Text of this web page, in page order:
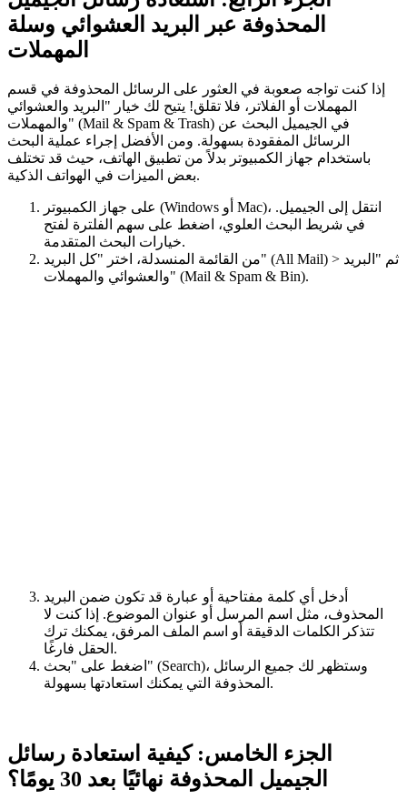
المحذوفة عبر البريد العشوائي وسلة
المهملات
إذا كنت تواجه صعوبة في العثور على الرسائل المحذوفة في قسم
المهملات أو الفلاتر، فلا تقلق! يتيح لك خيار "البريد والعشوائي
والمهملات" (Mail & Spam & Trash) في الجيميل البحث عن
الرسائل المفقودة بسهولة. ومن الأفضل إجراء عملية البحث
باستخدام جهاز الكمبيوتر بدلاً من تطبيق الهاتف، حيث قد تختلف
بعض الميزات في الهواتف الذكية.
على جهاز الكمبيوتر (Windows أو Mac)، انتقل إلى الجيميل.
في شريط البحث العلوي، اضغط على سهم الفلترة لفتح
خيارات البحث المتقدمة.
من القائمة المنسدلة، اختر "كل البريد" (All Mail) > ثم "البريد
والعشوائي والمهملات" (Mail & Spam & Bin).
أدخل أي كلمة مفتاحية أو عبارة قد تكون ضمن البريد
المحذوف، مثل اسم المرسل أو عنوان الموضوع. إذا كنت لا
تتذكر الكلمات الدقيقة أو اسم الملف المرفق، يمكنك ترك
الحقل فارغًا.
اضغط على "بحث" (Search)، وستظهر لك جميع الرسائل
المحذوفة التي يمكنك استعادتها بسهولة.
الجزء الخامس: كيفية استعادة رسائل
الجيميل المحذوفة نهائيًا بعد 30 يومًا؟